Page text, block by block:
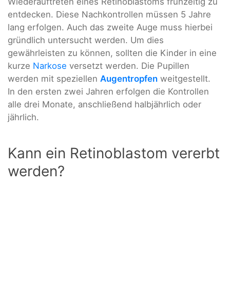
entdecken. Diese Nachkontrollen müssen 5 Jahre
lang erfolgen. Auch das zweite Auge muss hierbei
gründlich untersucht werden. Um dies
gewährleisten zu können, sollten die Kinder in eine
kurze Narkose versetzt werden. Die Pupillen
werden mit speziellen Augentropfen weitgestellt.
In den ersten zwei Jahren erfolgen die Kontrollen
alle drei Monate, anschließend halbjährlich oder
jährlich.
Kann ein Retinoblastom vererbt
werden?